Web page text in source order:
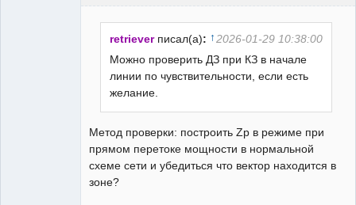
retriever писал(а): ↑ 2026-01-29 10:38:00
Можно проверить ДЗ при КЗ в начале
линии по чувствительности, если есть
желание.
Метод проверки: построить Zp в режиме при
прямом перетоке мощности в нормальной
схеме сети и убедиться что вектор находится в
зоне?